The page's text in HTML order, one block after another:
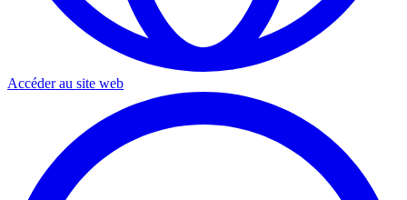
Accéder au site web